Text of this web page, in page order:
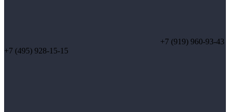
+7 (919) 960-93-43
+7 (495) 928-15-15